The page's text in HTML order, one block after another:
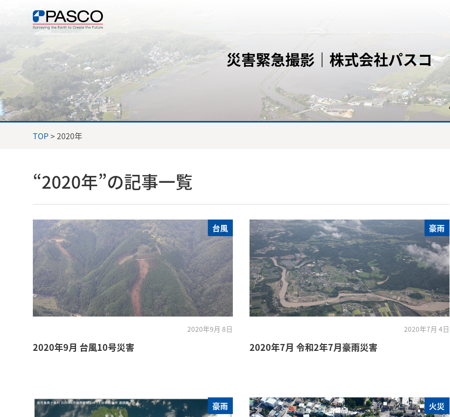
災害緊急撮影｜株式会社パスコ
TOP> 2020年
“2020年”の記事一覧
台風
2020年9月 8日
2020年9月 台風10号災害
豪雨
2020年7月 4日
2020年7月 令和2年7月豪雨災害
豪雨 火災